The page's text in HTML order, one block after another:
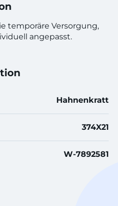
temporäre Versorgung,
angepasst.
Hahnenkratt
374X21
W-7892581